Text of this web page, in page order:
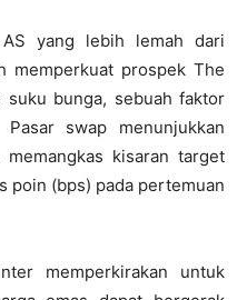
yang lebih lemah dari
memperkuat prospek The
suku bunga, sebuah faktor
swap menunjukkan
kisaran target
poin (bps) pada pertemuan
memperkirakan untuk